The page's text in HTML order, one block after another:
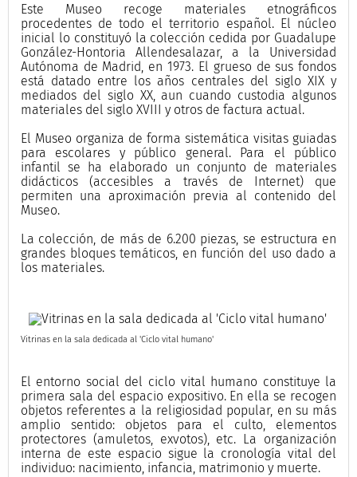
Este Museo recoge materiales etnográficos
procedentes de todo el territorio español. El núcleo
inicial lo constituyó la colección cedida por Guadalupe
González-Hontoria Allendesalazar, a la Universidad
Autónoma de Madrid, en 1973. El grueso de sus fondos
está datado entre los años centrales del siglo XIX y
mediados del siglo XX, aun cuando custodia algunos
materiales del siglo XVIII y otros de factura actual.
El Museo organiza de forma sistemática visitas guiadas
para escolares y público general. Para el público
infantil se ha elaborado un conjunto de materiales
didácticos (accesibles a través de Internet) que
permiten una aproximación previa al contenido del
Museo.
La colección, de más de 6.200 piezas, se estructura en
grandes bloques temáticos, en función del uso dado a
los materiales.
Vitrinas en la sala dedicada al 'Ciclo vital humano'
El entorno social del ciclo vital humano constituye la
primera sala del espacio expositivo. En ella se recogen
objetos referentes a la religiosidad popular, en su más
amplio sentido: objetos para el culto, elementos
protectores (amuletos, exvotos), etc. La organización
interna de este espacio sigue la cronología vital del
individuo: nacimiento, infancia, matrimonio y muerte.